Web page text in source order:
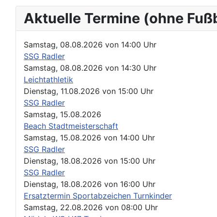
Aktuelle Termine (ohne
Samstag, 08.08.2026 von 14:00 Uhr
SSG Radler
Samstag, 08.08.2026 von 14:30 Uhr
Leichtathletik
Dienstag, 11.08.2026 von 15:00 Uhr
SSG Radler
Samstag, 15.08.2026
Beach Stadtmeisterschaft
Samstag, 15.08.2026 von 14:00 Uhr
SSG Radler
Dienstag, 18.08.2026 von 15:00 Uhr
SSG Radler
Dienstag, 18.08.2026 von 16:00 Uhr
Ersatztermin Sportabzeichen Turnkinder
Samstag, 22.08.2026 von 08:00 Uhr